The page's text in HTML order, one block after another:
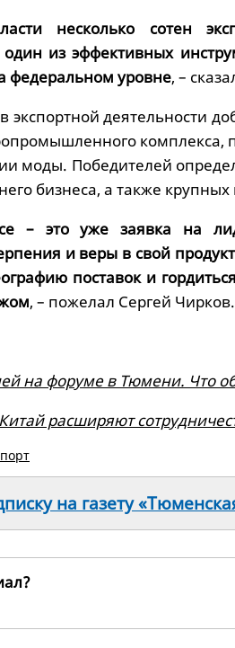
несколько сотен
из эффективных
федеральном уровне, –
экспортной деятельности
комплекса,
моды. Победителей
бизнеса, а также
– это уже заявка на
и веры в свой
поставок и
, – пожелал Сергей Чирков.
на форуме в Тюмени. Что
расширяют
на газету